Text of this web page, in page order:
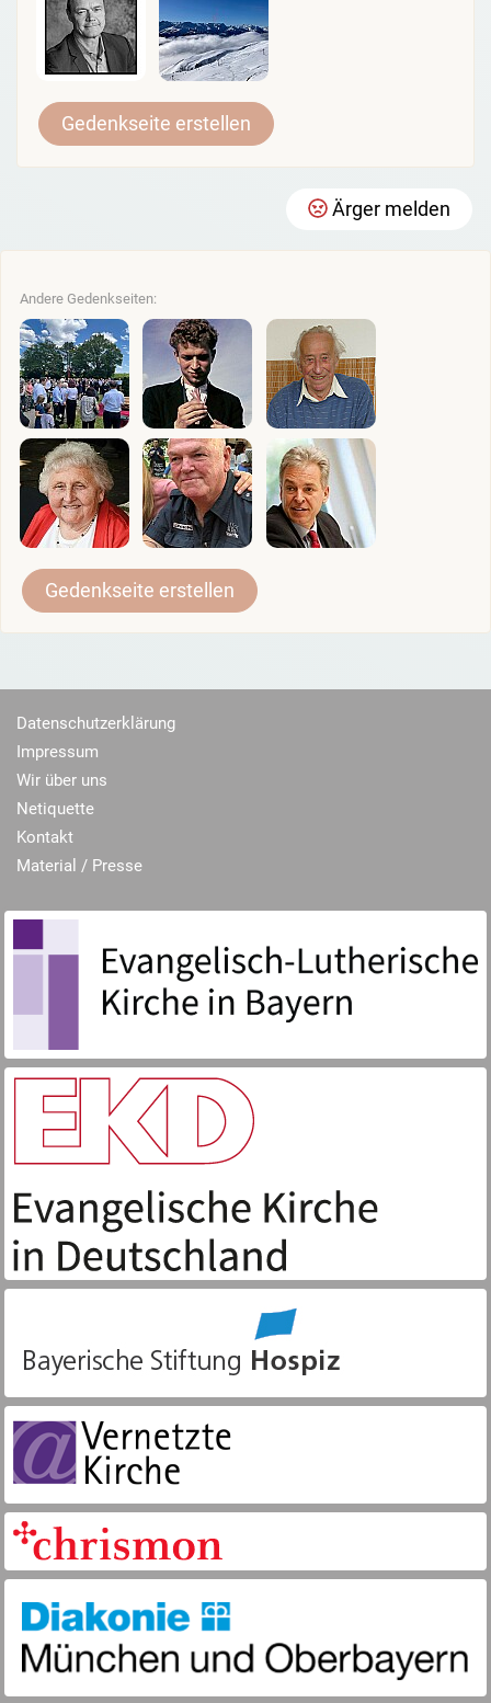
Gedenkseite erstellen
Ärger melden
Andere Gedenkseiten:
Gedenkseite erstellen
Datenschutzerklärung
Impressum
Wir über uns
Netiquette
Kontakt
Material / Presse